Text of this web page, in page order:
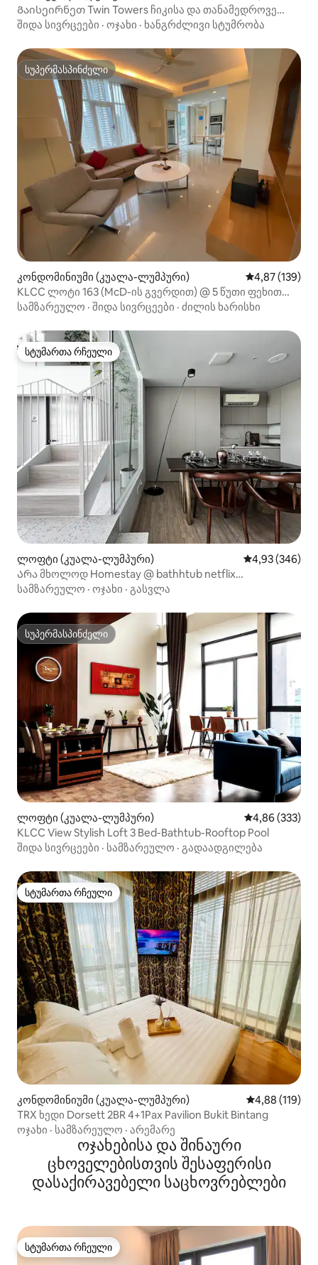
Გაისეირნეთ Twin Towers ჩიკისა და თანამედროვე
კონდომინიუმის ხედით
შიდა სივრცეები · ოჯახი · ხანგრძლივი სტუმრობა
სუპერმასპინძელი
სუპერმასპინძელი
კონდომინიუმი (კუალა-ლუმპური) საშუალო
4,87 (139)
KLCC ლოტი 163 (McD-ის გვერდით) @ 5 წუთი ფეხით
KLCC
სამზარეულო · შიდა სივრცეები · ძილის ხარისხი
სტუმართა რჩეული
სტუმართა რჩეული
ლოფტი (კუალა-ლუმპური) საშუალო
4,93 (346)
Არა მხოლოდ Homestay @ bathhtub netflix
პროექტორი
სამზარეულო · ოჯახი · გასვლა
სუპერმასპინძელი
სუპერმასპინძელი
ლოფტი (კუალა-ლუმპური) საშუალო
4,86 (333)
KLCC View Stylish Loft 3 Bed-Bathtub-Rooftop Pool
შიდა სივრცეები · სამზარეულო · გადაადგილება
სტუმართა რჩეული
სტუმართა რჩეული
კონდომინიუმი (კუალა-ლუმპური) საშუალო
4,88 (119)
TRX ხედი Dorsett 2BR 4+1Pax Pavilion Bukit Bintang
ოჯახი · სამზარეულო · არემარე
ოჯახებისა და შინაური
ცხოველებისთვის შესაფერისი
დასაქირავებელი საცხოვრებლები
სტუმართა რჩეული
სტუმართა რჩეული